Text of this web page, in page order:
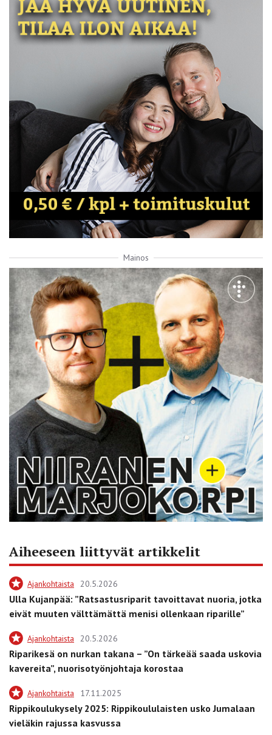
Mainos
Aiheeseen liittyvät artikkelit
Ajankohtaista 20.5.2026
Ulla Kujanpää: ”Ratsastusriparit tavoittavat nuoria, jotka
eivät muuten välttämättä menisi ollenkaan riparille”
Ajankohtaista 20.5.2026
Riparikesä on nurkan takana – ”On tärkeää saada uskovia
kavereita”, nuorisotyönjohtaja korostaa
Ajankohtaista 17.11.2025
Rippikoulukysely 2025: Rippikoululaisten usko Jumalaan
vieläkin rajussa kasvussa